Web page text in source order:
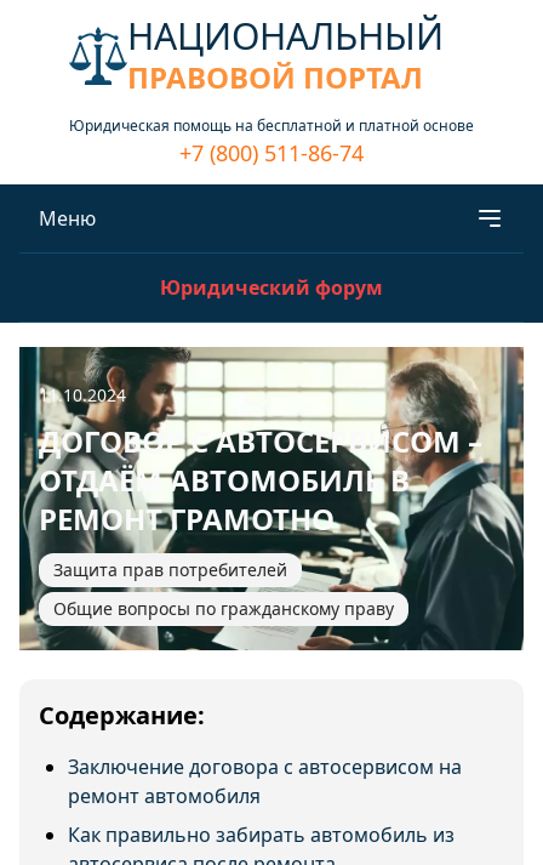
НАЦИОНАЛЬНЫЙ
ПРАВОВОЙ ПОРТАЛ
Юридическая помощь на бесплатной и платной основе
+7 (800) 511-86-74
Меню
Юридический форум
11.10.2024
ДОГОВОР С АВТОСЕРВИСОМ –
ОТДАЁМ АВТОМОБИЛЬ В
РЕМОНТ ГРАМОТНО
Защита прав потребителей
Общие вопросы по гражданскому праву
Содержание:
Заключение договора с автосервисом на
ремонт автомобиля
Как правильно забирать автомобиль из